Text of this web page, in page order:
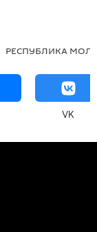
РЕСПУБЛИКА
VK